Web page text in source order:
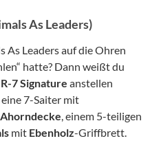
As Leaders)
As Leaders auf die Ohren
hatte? Dann weißt du
7 Signature anstellen
7-Saiter mit
Ahorndecke, einem 5-teiligen
mit Ebenholz-Griffbrett.